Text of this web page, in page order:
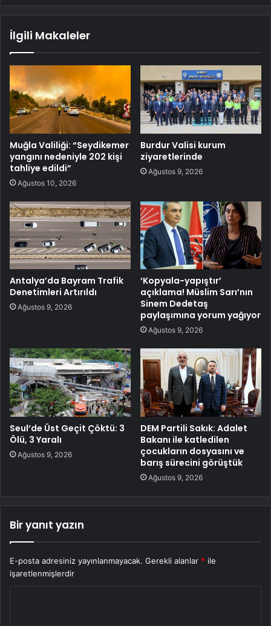
İlgili Makaleler
Muğla Valiliği: “Seydikemer
yangını nedeniyle 202 kişi
tahliye edildi”
Ağustos 10, 2026
Burdur Valisi kurum
ziyaretlerinde
Ağustos 9, 2026
Antalya’da Bayram Trafik
Denetimleri Artırıldı
Ağustos 9, 2026
‘Kopyala-yapıştır’
açıklama! Müslim Sarı’nın
Sinem Dedetaş
paylaşımına yorum yağıyor
Ağustos 9, 2026
Seul’de Üst Geçit Çöktü: 3
Ölü, 3 Yaralı
Ağustos 9, 2026
DEM Partili Sakık: Adalet
Bakanı ile katledilen
çocukların dosyasını ve
barış sürecini görüştük
Ağustos 9, 2026
Bir yanıt yazın
E-posta adresiniz yayınlanmayacak. Gerekli alanlar * ile
işaretlenmişlerdir